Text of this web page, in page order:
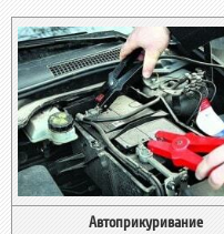
Автоприкуривание